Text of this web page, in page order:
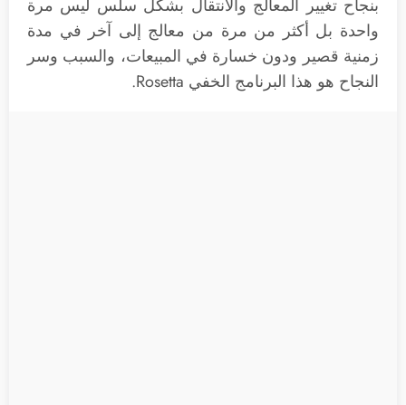
بنجاح تغيير المعالج والانتقال بشكل سلس ليس مرة
واحدة بل أكثر من مرة من معالج إلى آخر في مدة
زمنية قصير ودون خسارة في المبيعات، والسبب وسر
النجاح هو هذا البرنامج الخفي Rosetta.